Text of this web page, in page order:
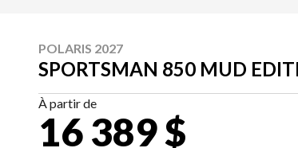
POLARIS 2027
SPORTSMAN 850 MUD
À partir de
16 389 $